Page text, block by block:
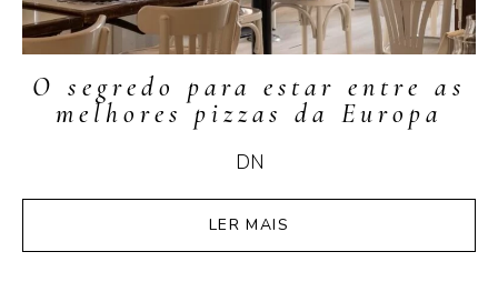
O segredo para estar entre as
melhores pizzas da Europa
DN
LER MAIS